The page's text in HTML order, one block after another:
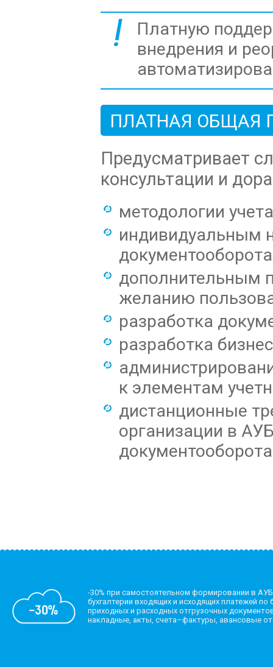
Платную
внедрения и
ПЛАТНАЯ ОБЩАЯ
Предусматривает
консультации и
методологии
индивидуальным
дополнительным
желанию
разработка
разработка
к элементам
дистанционные
организации в
-30% при самостоятельном формировании в
бухгалтерии входящих и исходящих платежей по
приходных и расходных отгрузочных
накладные, акты, счета–фактуры, авансовые